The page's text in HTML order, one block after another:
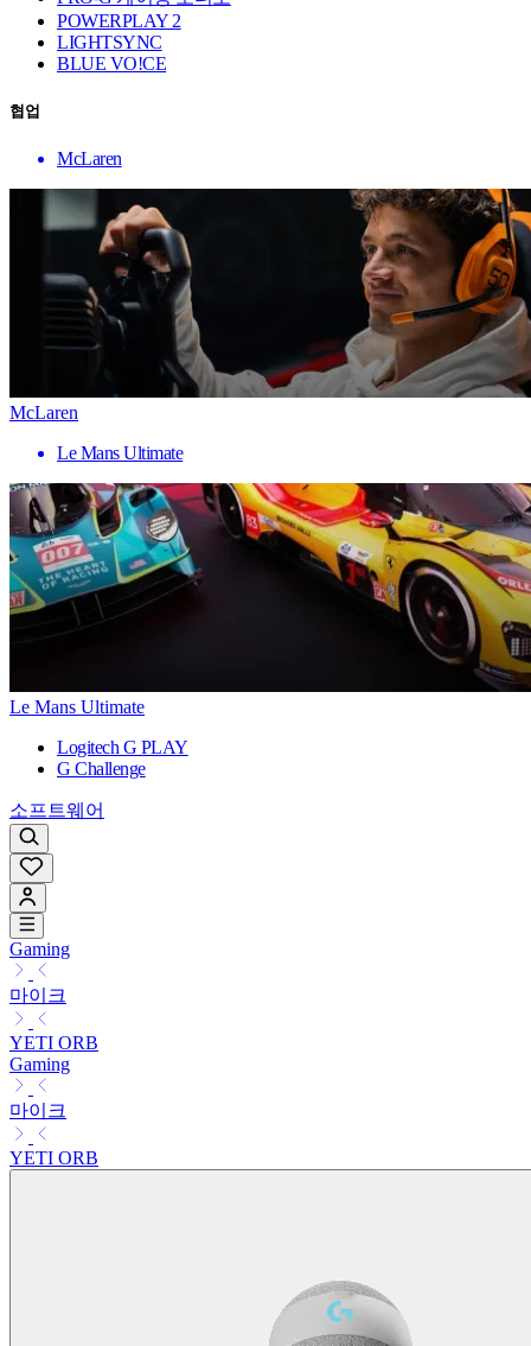
POWERPLAY 2
LIGHTSYNC
BLUE VO!CE
협업
McLaren
McLaren
Le Mans Ultimate
Le Mans Ultimate
Logitech G PLAY
G Challenge
소프트웨어
Gaming
마이크
YETI ORB
Gaming
마이크
YETI ORB